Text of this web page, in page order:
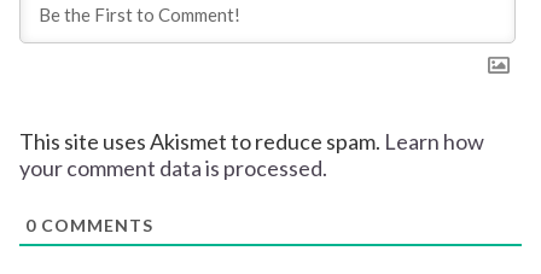
This site uses Akismet to reduce spam. Learn how
your comment data is processed.
0 COMMENTS